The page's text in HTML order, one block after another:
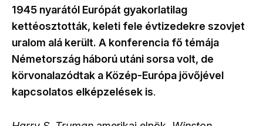
1945 nyarától Európát gyakorlatilag
kettéosztották, keleti fele évtizedekre szovjet
uralom alá került. A konferencia fő témája
Németország háború utáni sorsa volt, de
körvonalazódtak a Közép-Európa jövőjével
kapcsolatos elképzelések is.